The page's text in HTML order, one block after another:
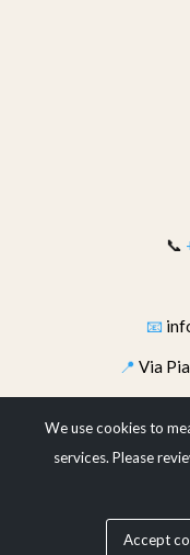
📞
📧
📍 Via
We use cookies to
services. Please
Accept